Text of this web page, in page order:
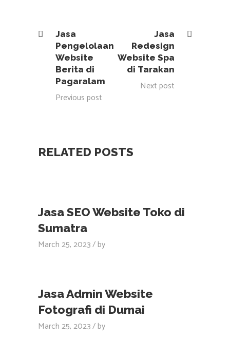
Jasa
Pengelolaan
Website
Berita di
Pagaralam
Previous post
Jasa
Redesign
Website Spa
di Tarakan
Next post
RELATED POSTS
Jasa SEO Website Toko di
Sumatra
March 25, 2023 by
Jasa Admin Website
Fotografi di Dumai
March 25, 2023 by